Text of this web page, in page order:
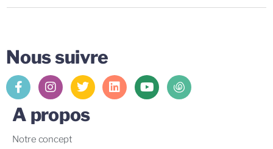
Nous suivre
A propos
Notre concept